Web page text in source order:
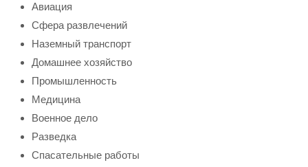
Авиация
Сфера развлечений
Наземный транспорт
Домашнее хозяйство
Промышленность
Медицина
Военное дело
Разведка
Спасательные работы